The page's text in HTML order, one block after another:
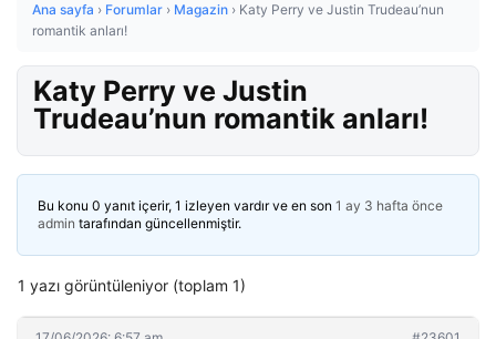
Ana sayfa › Forumlar › Magazin › Katy Perry ve Justin Trudeau’nun
romantik anları!
Katy Perry ve Justin
Trudeau’nun romantik anları!
Bu konu 0 yanıt içerir, 1 izleyen vardır ve en son 1 ay 3 hafta önce
admin tarafından güncellenmiştir.
1 yazı görüntüleniyor (toplam 1)